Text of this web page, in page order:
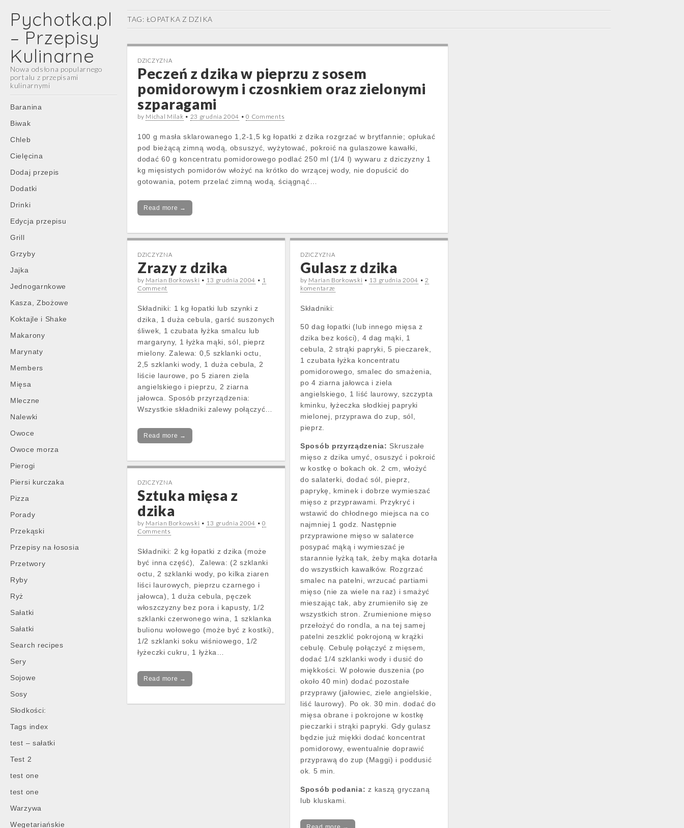
Pychotka.pl
– Przepisy
Kulinarne
Nowa odsłona popularnego
portalu z przepisami
kulinarnymi
Main
menu
Skip
content
Baranina
Biwak
Chleb
Cielęcina
Dodaj przepis
Dodatki
Drinki
Edycja przepisu
Grill
Grzyby
Jajka
Jednogarnkowe
Kasza, Zbożowe
Koktajle i Shake
Makarony
Marynaty
Members
Mięsa
Mleczne
Nalewki
Owoce
Owoce morza
Pierogi
Piersi kurczaka
Pizza
Porady
Przekąski
Przepisy na łososia
Przetwory
Ryby
Ryż
Sałatki
Sałatki
Search recipes
Sery
Sojowe
Sosy
Słodkości:
Tags index
test – sałatki
Test 2
test one
test one
Warzywa
Wegetariańskie
TAG: ŁOPATKA Z DZIKA
DZICZYZNA
Peczeń z dzika w pieprzu z sosem
pomidorowym i czosnkiem oraz zielonymi
szparagami
by Michal Milak • 23 grudnia 2004 •0 Comments
100 g masła sklarowanego 1,2-1,5 kg łopatki z dzika rozgrzać w brytfannie; opłukać
pod bieżącą zimną wodą, obsuszyć, wyżytować, pokroić na gulaszowe kawałki,
dodać 60 g koncentratu pomidorowego podlać 250 ml (1/4 l) wywaru z dziczyzny 1
kg mięsistych pomidorów włożyć na krótko do wrzącej wody, nie dopuścić do
gotowania, potem przelać zimną wodą, ściągnąć…
Read more →
DZICZYZNA
Zrazy z dzika
by Marian Borkowski • 13 grudnia 2004 • 1
Comment
Składniki: 1 kg łopatki lub szynki z
dzika, 1 duża cebula, garść suszonych
śliwek, 1 czubata łyżka smalcu lub
margaryny, 1 łyżka mąki, sól, pieprz
mielony. Zalewa: 0,5 szklanki octu,
2,5 szklanki wody, 1 duża cebula, 2
liście laurowe, po 5 ziaren ziela
angielskiego i pieprzu, 2 ziarna
jałowca. Sposób przyrządzenia:
Wszystkie składniki zalewy połączyć…
Read more →
DZICZYZNA
Gulasz z dzika
by Marian Borkowski • 13 grudnia 2004 •2
komentarze
Składniki:
50 dag łopatki (lub innego mięsa z
dzika bez kości), 4 dag mąki, 1
cebula, 2 strąki papryki, 5 pieczarek,
1 czubata łyżka koncentratu
pomidorowego, smalec do smażenia,
po 4 ziarna jałowca i ziela
angielskiego, 1 liść laurowy, szczypta
kminku, łyżeczka słodkiej papryki
mielonej, przyprawa do zup, sól,
pieprz.
Sposób przyrządzenia: Skruszałe
mięso z dzika umyć, osuszyć i pokroić
w kostkę o bokach ok. 2 cm, włożyć
do salaterki, dodać sól, pieprz,
paprykę, kminek i dobrze wymieszać
mięso z przyprawami. Przykryć i
wstawić do chłodnego miejsca na co
najmniej 1 godz. Następnie
przyprawione mięso w salaterce
posypać mąką i wymieszać je
starannie łyżką tak, żeby mąka dotarła
do wszystkich kawałków. Rozgrzać
smalec na patelni, wrzucać partiami
mięso (nie za wiele na raz) i smażyć
mieszając tak, aby zrumieniło się ze
wszystkich stron. Zrumienione mięso
przełożyć do rondla, a na tej samej
patelni zeszklić pokrojoną w krążki
cebulę. Cebulę połączyć z mięsem,
dodać 1/4 szklanki wody i dusić do
miękkości. W połowie duszenia (po
około 40 min) dodać pozostałe
przyprawy (jałowiec, ziele angielskie,
liść laurowy). Po ok. 30 min. dodać do
mięsa obrane i pokrojone w kostkę
pieczarki i strąki papryki. Gdy gulasz
będzie już miękki dodać koncentrat
pomidorowy, ewentualnie doprawić
przyprawą do zup (Maggi) i poddusić
ok. 5 min.
Sposób podania: z kaszą gryczaną
lub kluskami.
DZICZYZNA
Sztuka mięsa z
dzika
by Marian Borkowski • 13 grudnia 2004 •0
Comments
Składniki: 2 kg łopatki z dzika (może
być inna część), Zalewa: (2 szklanki
octu, 2 szklanki wody, po kilka ziaren
liści laurowych, pieprzu czarnego i
jałowca), 1 duża cebula, pęczek
włoszczyzny bez pora i kapusty, 1/2
szklanki czerwonego wina, 1 szklanka
bulionu wołowego (może być z kostki),
1/2 szklanki soku wiśniowego, 1/2
łyżeczki cukru, 1 łyżka…
Read more →